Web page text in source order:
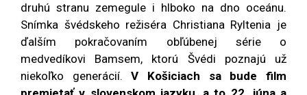
druhú stranu zemegule i hlboko na dno oceánu.
Snímka švédskeho režiséra Christiana Ryltenia je
ďalším pokračovaním obľúbenej série o
medvedíkovi Bamsem, ktorú Švédi poznajú už
niekoľko generácií.V Košiciach sa bude film